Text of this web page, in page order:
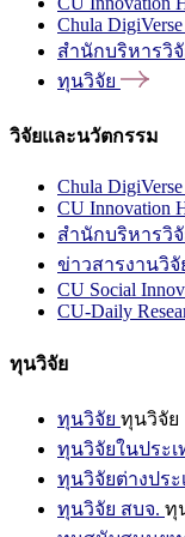
Chula DigiVerse
สำนักบริหารวิ
ทุนวิจัย
วิจัยและนวัตกรรม
Chula DigiVerse
CU Innovation
สำนักบริหารวิ
ข่าวสารงานวิ
CU Social
CU-Daily
ทุนวิจัย
ทุนวิจัย ทุนวิจัย
ทุนวิจัยในประเ
ทุนวิจัยต่างประ
ทุนวิจัย สบจ. ทุ